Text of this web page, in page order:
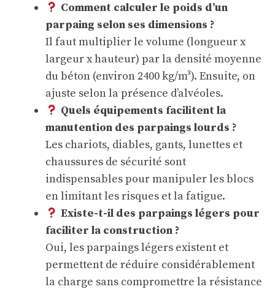
Comment calculer le poids d’un
parpaing selon ses dimensions ?
Il faut multiplier le volume (longueur x
largeur x hauteur) par la densité moyenne
du béton (environ 2400 kg/m³). Ensuite, on
ajuste selon la présence d’alvéoles.
Quels équipements facilitent la
manutention des parpaings lourds ?
Les chariots, diables, gants, lunettes et
chaussures de sécurité sont
indispensables pour manipuler les blocs
en limitant les risques et la fatigue.
Existe-t-il des parpaings légers pour
faciliter la construction ?
Oui, les parpaings légers existent et
permettent de réduire considérablement
la charge sans compromettre la résistance